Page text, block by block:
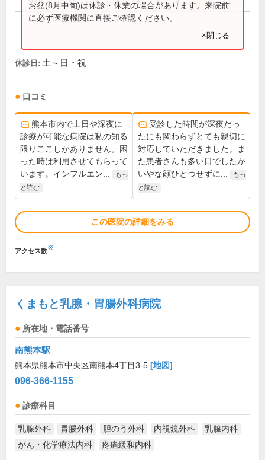
お盆(8月中旬)は休診・休業の場合があります。来院前
に必ず医療機関に直接ご確認ください。
×閉じる
休診日: 土～日・祝
口コミ
熊本市内で土日や深夜に
診療が可能な病院は私の知る
限りここしかありません。困
った時は利用させてもらって
います。インフルエン...
もっ
と読む
受診した時間が深夜だっ
たにも関わらずとても親切に
対応していただきました。ま
た患者さんも多い日でしたが
いやな顔ひとつせずに...
もっ
と読む
この医院の詳細をみる
アクセス数※
くまもと乳腺・胃腸外科病院
所在地・電話番号
南熊本駅
熊本県熊本市中央区南熊本4丁目3-5 [地図]
096-366-1155
診療科目
乳腺外科 胃腸外科 胆のう外科 内視鏡外科
乳腺内科
がん・化学療法内科
疼痛緩和内科